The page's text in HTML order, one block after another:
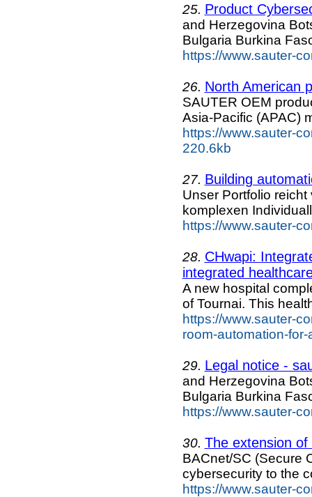
25. Product
and Herzegovina
Bulgaria Burkina
https://www.sauter-
26. North American
SAUTER OEM
Asia-Pacific (APAC)
https://www.sauter-
220.6kb
27. Building
Unser Portfolio
komplexen
https://www.sauter-
28. CHwapi:
integrated
A new hospital
of Tournai. This
https://www.sauter-
room-automation-
29. Legal notice -
and Herzegovina
Bulgaria Burkina
https://www.sauter-
30. The extension
BACnet/SC (Secure
cybersecurity to the
https://www.sauter-